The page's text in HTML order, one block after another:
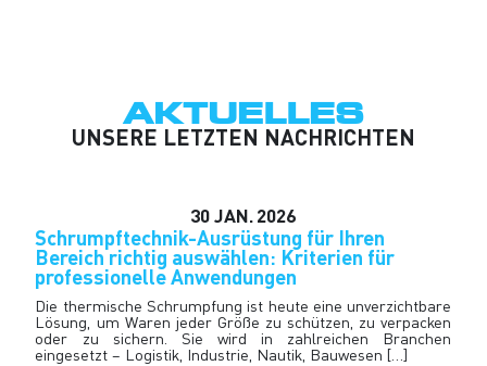
UNSERE LETZTEN NACHRICHTEN
AKTUELLES
30JAN.2026
Schrumpftechnik-Ausrüstung für Ihren
Bereich richtig auswählen: Kriterien für
professionelle Anwendungen
Die thermische Schrumpfung ist heute eine unverzichtbare
Lösung, um Waren jeder Größe zu schützen, zu verpacken
oder zu sichern. Sie wird in zahlreichen Branchen
eingesetzt – Logistik, Industrie, Nautik, Bauwesen […]